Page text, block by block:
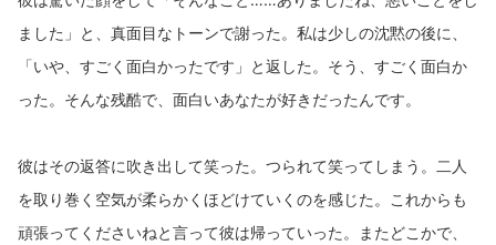
ました」と、真面目なトーンで謝った。私は少しの沈黙の後に、
「いや、すごく面白かったです」と返した。そう、すごく面白か
った。そんな残酷で、面白いあなたが好きだったんです。
彼はその返答に吹き出して笑った。つられて笑ってしまう。二人
を取り巻く空気が柔らかくほどけていくのを感じた。これからも
頑張ってくださいねと言って彼は帰っていった。またどこかで、